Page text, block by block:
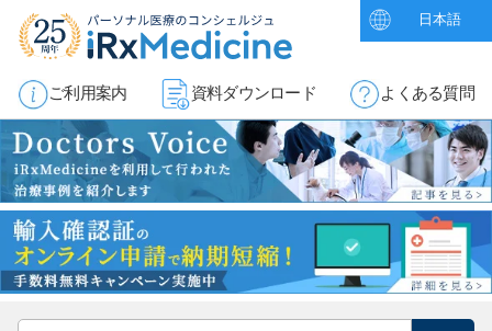
日本語
ご利用案内 資料ダウンロード よくある質問